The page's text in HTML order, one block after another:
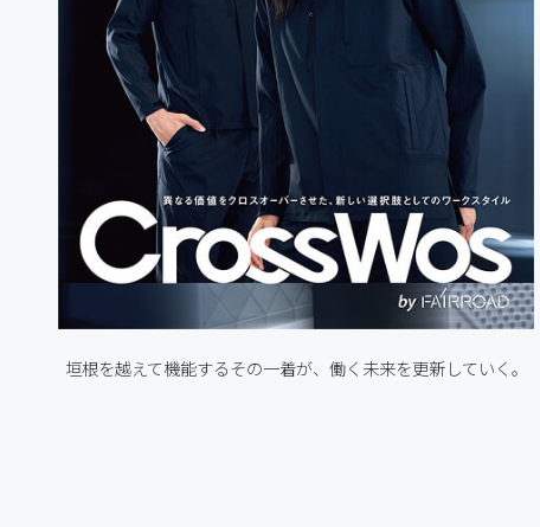
垣根を越えて機能するその一着が、 働く未来を更新していく。